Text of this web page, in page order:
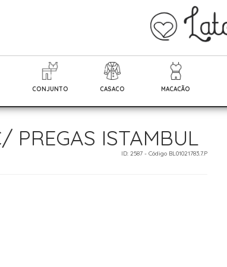
CONJUNTO CASACO MACACÃO
PREGAS ISTAMBUL
ID: 2587 - Código BL01021783.7.P